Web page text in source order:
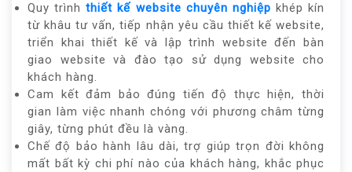
Quy trìnhthiết kế website chuyên nghiệp khép kín
từ khâu tư vấn, tiếp nhận yêu cầu thiết kế website,
triển khai thiết kế và lập trình website đến bàn
giao website và đào tạo sử dụng website cho
khách hàng.
Cam kết đảm bảo đúng tiến độ thực hiện, thời
gian làm việc nhanh chóng với phương châm từng
giây, từng phút đều là vàng.
Chế độ bảo hành lâu dài, trợ giúp trọn đời không
mất bất kỳ chi phí nào của khách hàng, khắc phục